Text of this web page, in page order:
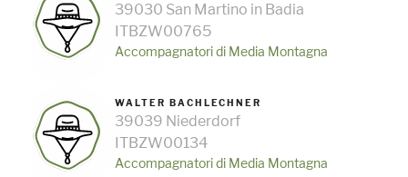
39030 San Martino in Badia
ITBZW00765
Accompagnatori di Media Montagna
WALTER BACHLECHNER
39039 Niederdorf
ITBZW00134
Accompagnatori di Media Montagna
GUIDE ALPINE SCIATORI
DELL'ALTO ADIGE
TROVA UNA GUIDA